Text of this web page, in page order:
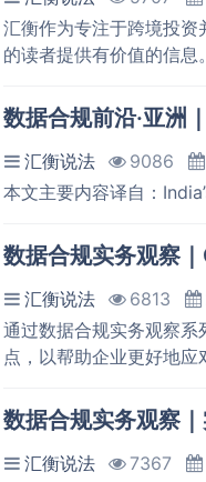
汇衡作为专注于跨境投
的读者提供有价值的信息。
数据合规前沿·亚洲
汇衡说法 9086
本文主要内容译自：
数据合规实务观察
汇衡说法 6813
通过数据合规实务观察
点，以帮助企业更好地应
数据合规实务观察
汇衡说法 7367